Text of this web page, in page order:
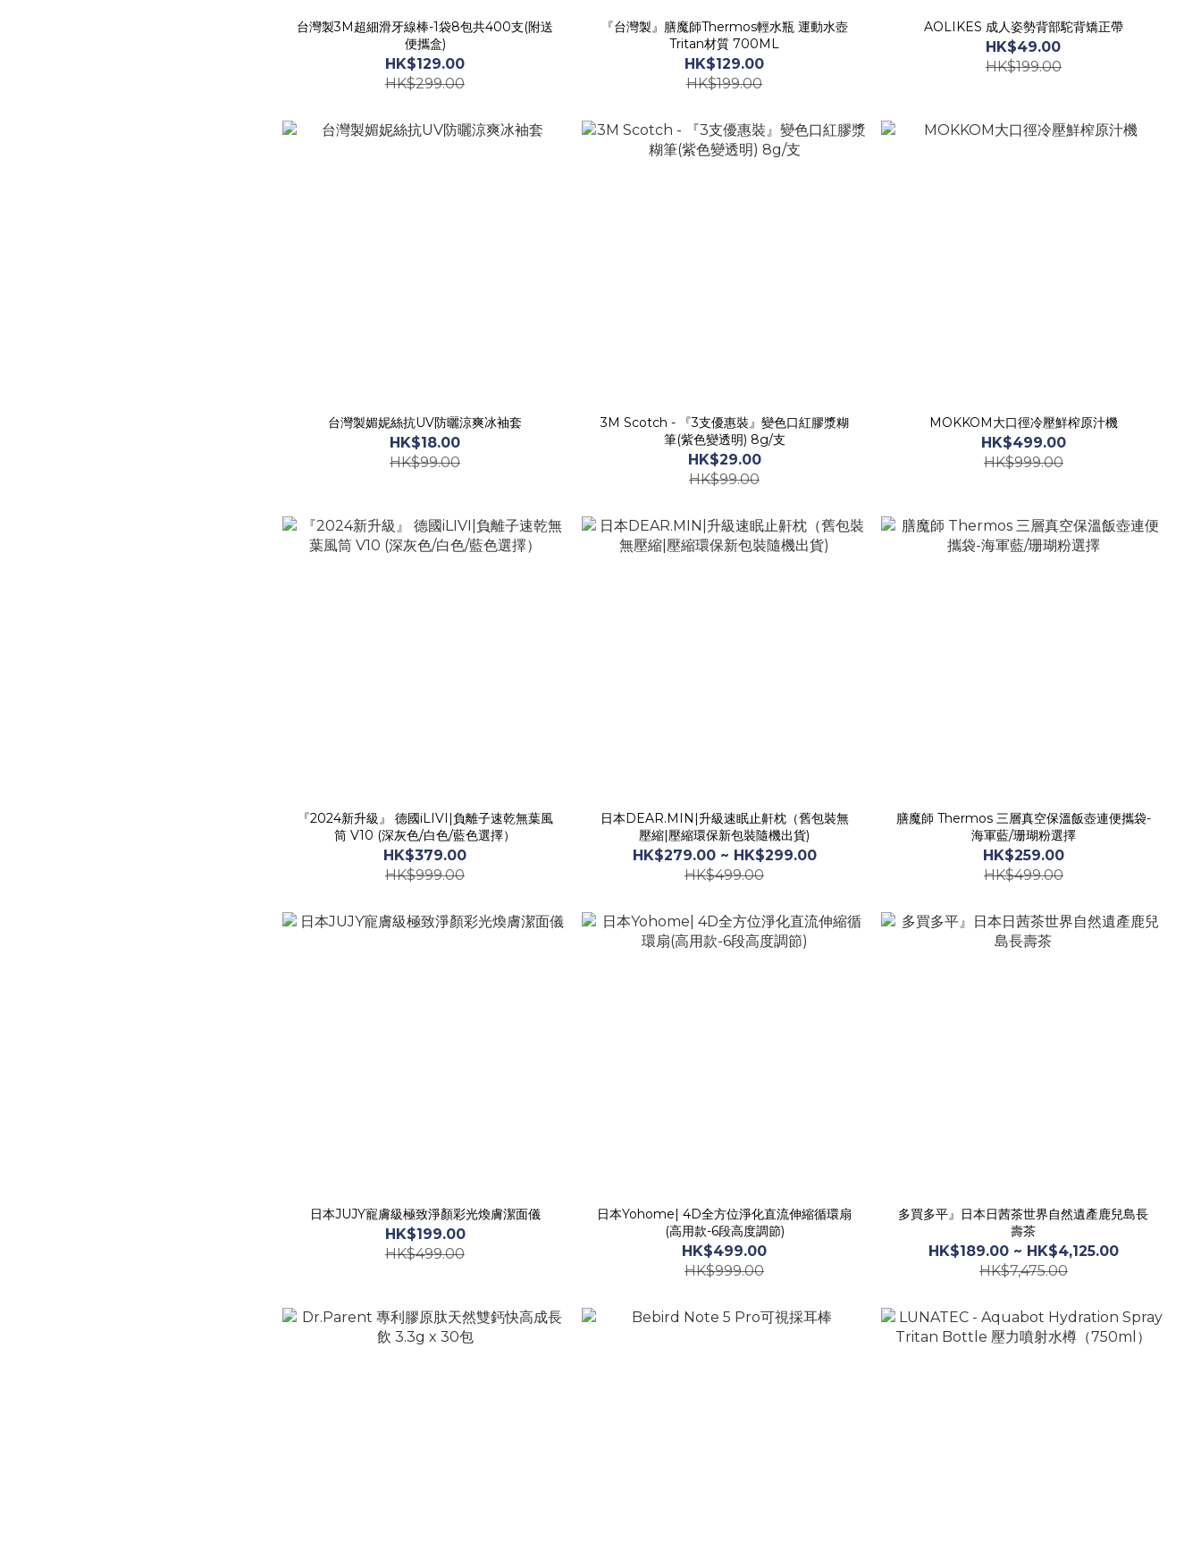
台灣製3M超細滑牙線棒-1袋8包共400支(附送
便攜盒)
HK$129.00
HK$299.00
『台灣製』膳魔師Thermos輕水瓶 運動水壺
Tritan材質 700ML
HK$129.00
HK$199.00
AOLIKES 成人姿勢背部駝背矯正帶
HK$49.00
HK$199.00
台灣製媚妮絲抗UV防曬涼爽冰袖套
HK$18.00
HK$99.00
3M Scotch - 『3支優惠裝』變色口紅膠漿糊
筆(紫色變透明) 8g/支
HK$29.00
HK$99.00
MOKKOM大口徑冷壓鮮榨原汁機
HK$499.00
HK$999.00
『2024新升級』 德國iLIVI|負離子速乾無葉風
筒 V10 (深灰色/白色/藍色選擇）
HK$379.00
HK$999.00
日本DEAR.MIN|升級速眠止鼾枕（舊包裝無
壓縮|壓縮環保新包裝隨機出貨)
HK$279.00 ~ HK$299.00
HK$499.00
膳魔師 Thermos 三層真空保溫飯壺連便攜袋-
海軍藍/珊瑚粉選擇
HK$259.00
HK$499.00
日本JUJY寵膚級極致淨顏彩光煥膚潔面儀
HK$199.00
HK$499.00
日本Yohome| 4D全方位淨化直流伸縮循環扇
(高用款-6段高度調節)
HK$499.00
HK$999.00
多買多平』日本日茜茶世界自然遺產鹿兒島長
壽茶
HK$189.00 ~ HK$4,125.00
HK$7,475.00